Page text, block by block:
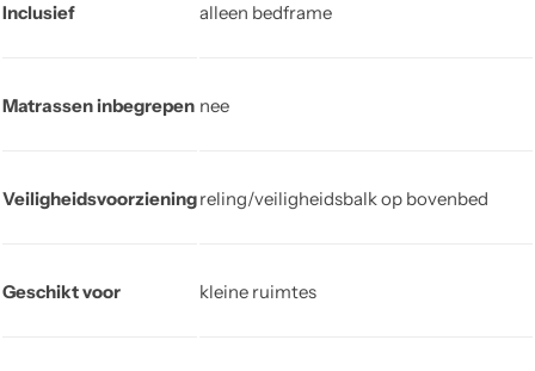
Inclusief alleen bedframe
Matrassen inbegrepen nee
Veiligheidsvoorzieningreling/veiligheidsbalk op bovenbed
Geschikt voor kleine ruimtes